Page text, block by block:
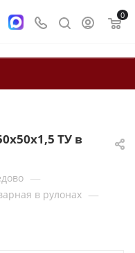
0
ТУ в
—
в рулонах —